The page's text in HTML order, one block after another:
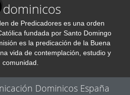
dominicos
de Predicadores es una orden
fundada por Santo Domingo
es la predicación de la Buena
vida de contemplación, estudio y
comunidad.
Dominicos España